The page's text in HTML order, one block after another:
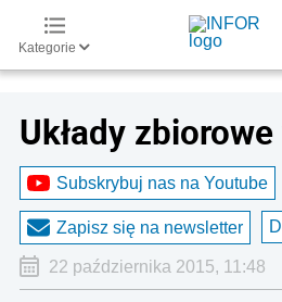
Kategorie
Układy
Subskrybuj nas na Youtube
Zapisz się na newsletter
22 października 2015, 11:48